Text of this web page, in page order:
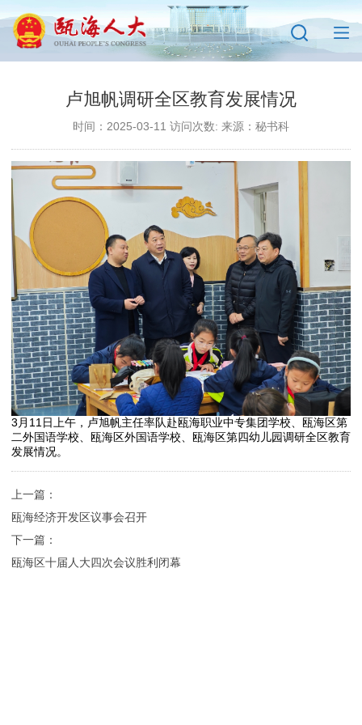
卢旭帆调研全区教育发展情况
时间：2025-03-11 访问次数: 来源：秘书科
3月11日上午，卢旭帆主任率队赴瓯海职业中专集团学校、瓯海区第
二外国语学校、瓯海区外国语学校、瓯海区第四幼儿园调研全区教育
发展情况。
上一篇：
瓯海经济开发区议事会召开
下一篇：
瓯海区十届人大四次会议胜利闭幕